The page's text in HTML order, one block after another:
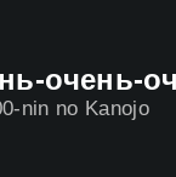
очень-
nin no Kanojo